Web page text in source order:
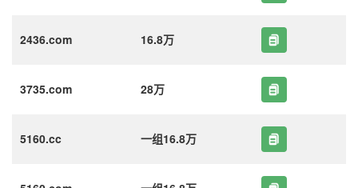
2436.com 16.8万
3735.com 28万
5160.cc 一组16.8万